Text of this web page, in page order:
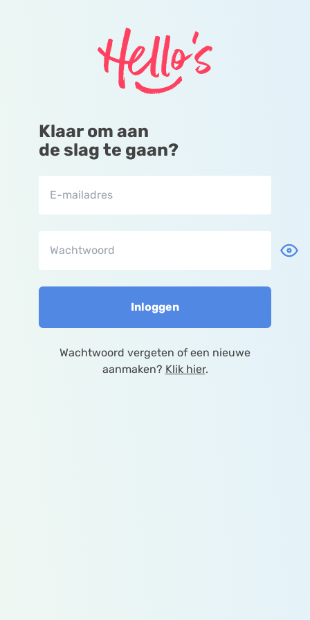
Klaar om aan
de slag te gaan?
Inloggen
Wachtwoord vergeten of een nieuwe
aanmaken? Klik hier.